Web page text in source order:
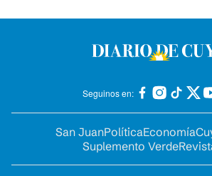
Seguinos en:
San JuanPolíticaEconomía
Suplemento Verde